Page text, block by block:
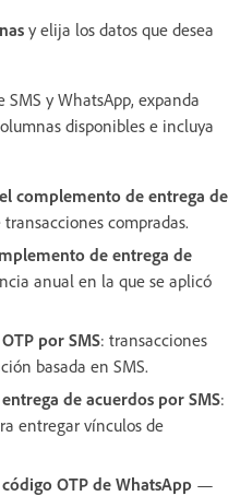
y elija los datos que desea
SMS y WhatsApp, expanda
disponibles e incluya
complemento de entrega de
compradas.
de entrega de
anual en la que se aplicó
por SMS: transacciones
basada en SMS.
de acuerdos por SMS:
entregar vínculos de
OTP de WhatsApp —